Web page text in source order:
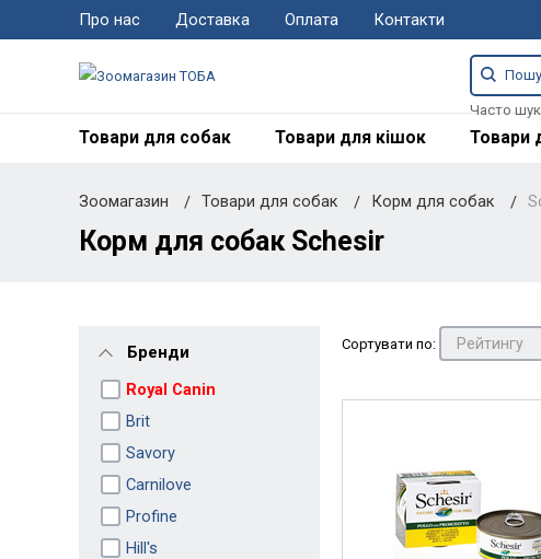
Про нас Доставка Оплата Контакти
Часто
Товари для собак Товари для кішок Товари
Зоомагазин Товари для собак Корм для собак
Корм для собак Schesir
Бренди
Royal Canin
Brit
Savory
Carnilove
Profine
Hill's
Сортувати по: